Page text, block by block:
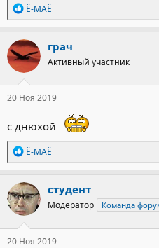
Р
е
а
к
ц
и
и
:
Ё-МАЁ
грач
Активный участник
20 Ноя 2019
с днюхой
Р
е
а
к
ц
и
и
:
Ё-МАЁ
студент
Модератор Команда
20 Ноя 2019